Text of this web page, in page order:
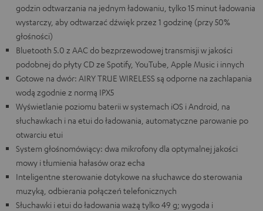
godzin odtwarzania na jednym ładowaniu, tylko 15 minut ładowania
wystarczy, aby odtwarzać dźwięk przez 1 godzinę (przy 50%
głośności)
Bluetooth 5.0 z AAC do bezprzewodowej transmisji w jakości
podobnej do płyty CD ze Spotify, YouTube, Apple Music i innych
Gotowe na dwór: AIRY TRUE WIRELESS są odporne na zachlapania
wodą zgodnie z normą IPX5
Wyświetlanie poziomu baterii w systemach iOS i Android, na
słuchawkach i na etui do ładowania, automatyczne parowanie po
otwarciu etui
System głośnomówiący: dwa mikrofony dla optymalnej jakości
mowy i tłumienia hałasów oraz echa
Inteligentne sterowanie dotykowe na słuchawce do sterowania
muzyką, odbierania połączeń telefonicznych
Słuchawki i etui do ładowania ważą tylko 49 g; wygoda i